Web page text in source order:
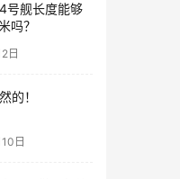
号舰长度能够
吗？
日
的！
日